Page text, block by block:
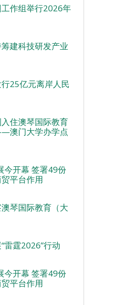
作组举行2026年
建科技研发产业
25亿元离岸人民
住澳琴国际教育
澳门大学办学点
今开幕 签署49份
平台作用
琴国际教育（大
雷霆2026”行动
今开幕 签署49份
平台作用